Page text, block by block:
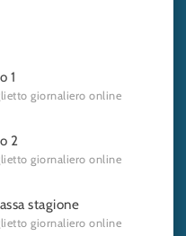
1
giornaliero online
2
giornaliero online
stagione
giornaliero online